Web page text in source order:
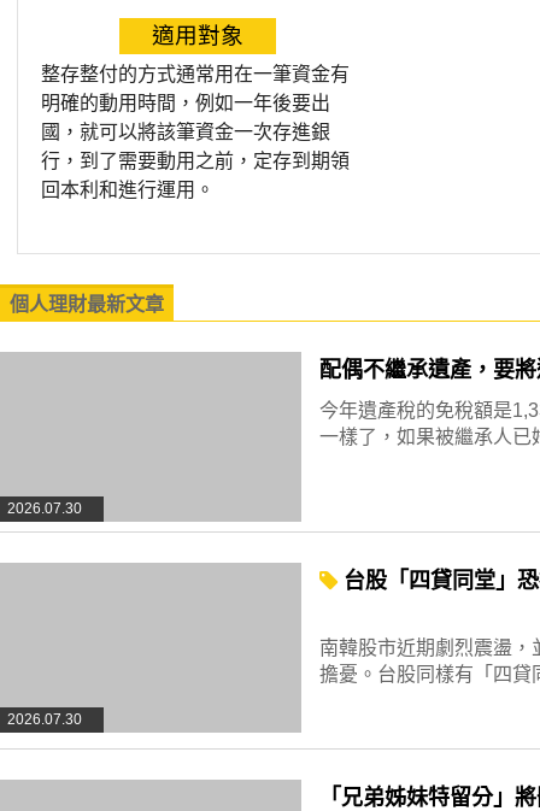
適用對象
整存整付的方式通常用在一筆資金有
明確的動用時間，例如一年後要出
國，就可以將該筆資金一次存進銀
行，到了需要動用之前，定存到期領
回本利和進行運用。
個人理財最新文章
2026.07.30
配偶不繼承遺產，要
今年遺產稅的免稅額是
一樣了，如果被繼承人已
2026.07.30
台股「四貸同堂」
南韓股市近期劇烈震盪
擔憂。台股同樣有「四貸
「兄弟姊妹特留分」